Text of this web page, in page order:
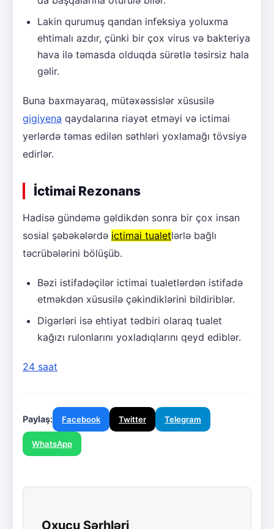
Lakin qurumuş qandan infeksiya yoluxma
ehtimalı azdır, çünki bir çox virus və bakteriya
hava ilə təmasda olduqda sürətlə təsirsiz hala
gəlir.
Buna baxmayaraq, mütəxəssislər xüsusilə
gigiyena qaydalarına riayət etməyi və ictimai
yerlərdə təmas edilən səthləri yoxlamağı tövsiyə
edirlər.
İctimai Rezonans
Hadisə gündəmə gəldikdən sonra bir çox insan
sosial şəbəkələrdə ictimai tualetlərlə bağlı
təcrübələrini bölüşüb.
Bəzi istifadəçilər ictimai tualetlərdən istifadə
etməkdən xüsusilə çəkindiklərini bildiriblər.
Digərləri isə ehtiyat tədbiri olaraq tualet
kağızı rulonlarını yoxladıqlarını qeyd ediblər.
24 saat
Paylaş: Facebook Twitter Telegram
WhatsApp
Oxucu Şərhləri